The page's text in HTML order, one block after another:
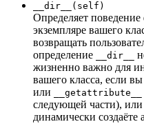
__dir__(self)
Определяет
экземпляре вашего
возвращать
определение
__dir__
жизненно важно для
вашего класса, если
или __getattribute__
следующей части),
динамически создаёте